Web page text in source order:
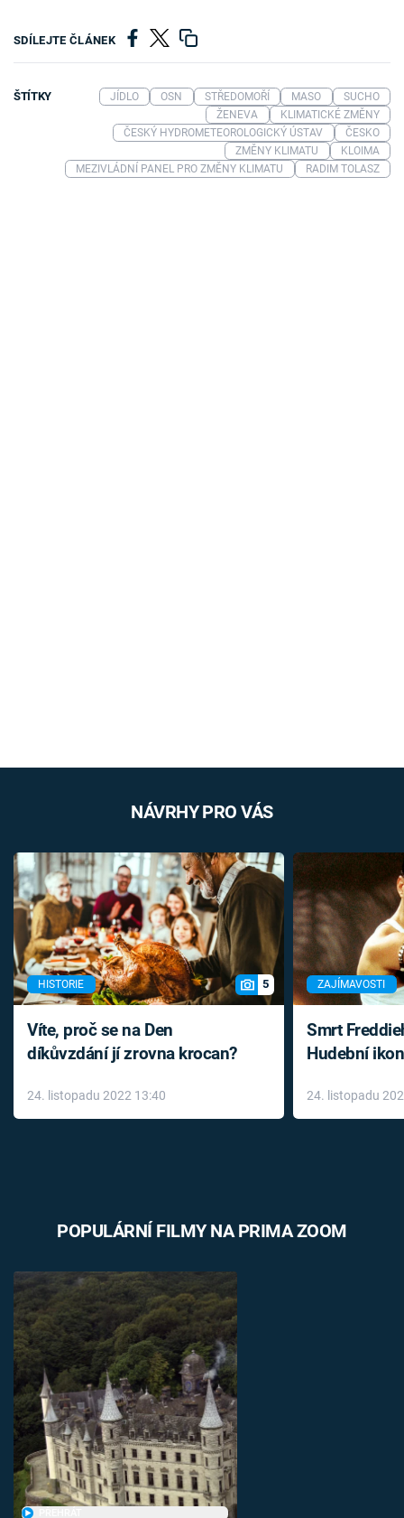
SDÍLEJTE ČLÁNEK
ŠTÍTKY JÍDLO OSN STŘEDOMOŘÍ MASO
SUCHO
ŽENEVA
KLIMATICKÉ ZMĚNY
ČESKÝ HYDROMETEOROLOGICKÝ ÚSTAV
ČESKO
ZMĚNY KLIMATU
KLOIMA
MEZIVLÁDNÍ PANEL PRO ZMĚNY KLIMATU
RADIM TOLASZ
NÁVRHY PRO VÁS
HISTORIE 5
Víte, proč se na Den
díkůvzdání jí zrovna krocan?
24. listopadu 2022 13:40
ZAJÍMAVOSTI
Smrt
Hudební
léky
24. listopadu
POPULÁRNÍ FILMY NA PRIMA ZOOM